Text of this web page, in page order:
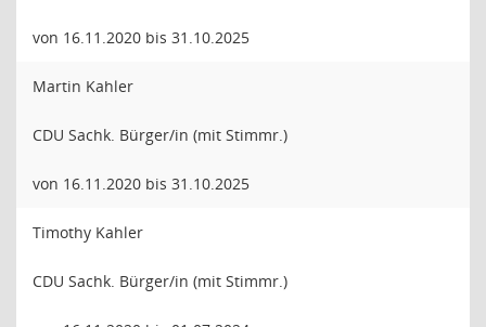
von 16.11.2020 bis 31.10.2025
Martin Kahler
CDU Sachk. Bürger/in (mit Stimmr.)
von 16.11.2020 bis 31.10.2025
Timothy Kahler
CDU Sachk. Bürger/in (mit Stimmr.)